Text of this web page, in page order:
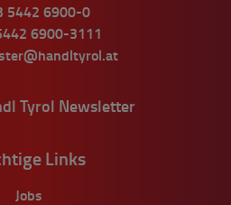
5442 6900-0
6900-3111
Tyrol Newsletter
Links
Jobs